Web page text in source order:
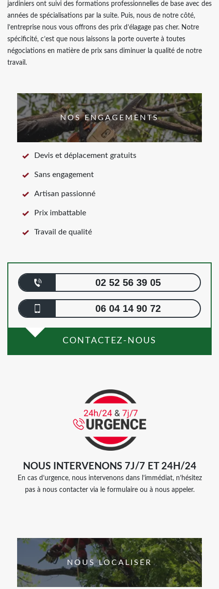
jardiniers ont suivi des formations professionnelles de base avec des
années de spécialisations par la suite. Puis, nous de notre côté,
l’entreprise nous vous offrons des prix d’élagage pas cher. Notre
spécificité, c’est que nous laissons la porte ouverte à toutes
négociations en matière de prix sans diminuer la qualité de notre
travail.
NOS ENGAGEMENTS
Devis et déplacement gratuits
Sans engagement
Artisan passionné
Prix imbattable
Travail de qualité
02 52 56 39 05
06 04 14 90 72
CONTACTEZ-NOUS
NOUS INTERVENONS 7J/7 ET 24H/24
En cas d’urgence, nous intervenons dans l’immédiat, n’hésitez
pas à nous contacter via le formulaire ou à nous appeler.
NOUS LOCALISER